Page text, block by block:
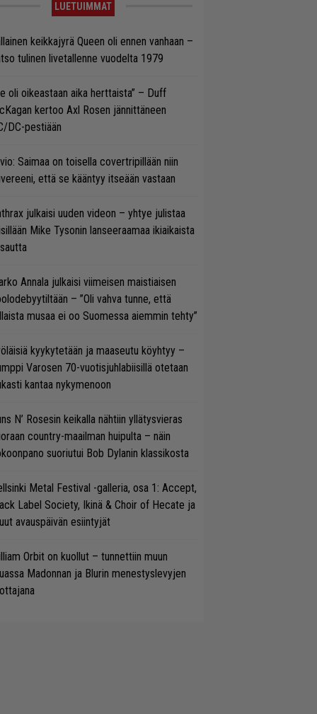
LUETUIMMAT
keikkajyrä Queen oli ennen vanhaan –
tulinen livetallenne vuodelta 1979
oli oikeastaan aika herttaista” – Duff
kertoo Axl Rosen jännittäneen
DC-pestiään
Saimaa on toisella covertripillään niin
että se kääntyy itseään vastaan
julkaisi uuden videon – yhtye julistaa
Mike Tysonin lanseeraamaa ikiaikaista
Annala julkaisi viimeisen maistiaisen
– ”Oli vahva tunne, että
musaa ei oo Suomessa aiemmin tehty”
kyykytetään ja maaseutu köyhtyy –
Varosen 70-vuotisjuhlabiisillä otetaan
kantaa nykymenoon
N’ Rosesin keikalla nähtiin yllätysvieras
country-maailman huipulta – näin
suoriutui Bob Dylanin klassikosta
Metal Festival -galleria, osa 1: Accept,
Label Society, Ikinä & Choir of Hecate ja
avauspäivän esiintyjät
Orbit on kuollut – tunnettiin muun
Madonnan ja Blurin menestyslevyjen